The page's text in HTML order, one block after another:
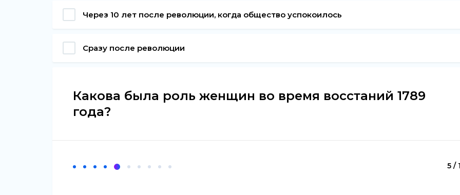
Через 10 лет после революции, когда общество успокоилось
Сразу после революции
Какова была роль женщин во время восстаний 1789
года?
5 /